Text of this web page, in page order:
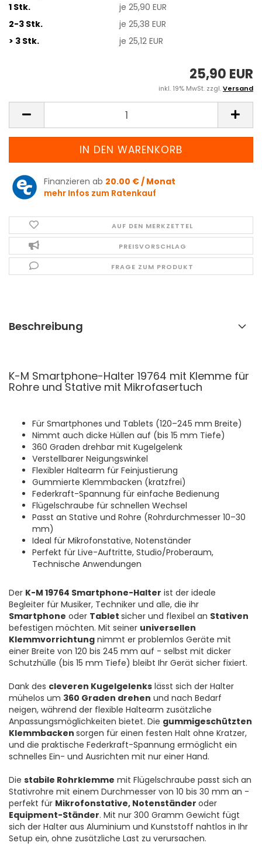
1 Stk.
je 25,90 EUR
2-3 Stk.
je 25,38 EUR
> 3 Stk.
je 25,12 EUR
25,90 EUR
inkl. 19% MwSt. zzgl.Versand
Finanzieren ab 20.00 € / Monat
mehr Infos zum Ratenkauf
AUF DEN MERKZETTEL
PREISVORSCHLAG
FRAGE ZUM PRODUKT
Beschreibung
K-M Smartphone-Halter 19764 mit Klemme für
Rohre und Stative mit Mikrofasertuch
Für Smartphones und Tablets (120–245 mm Breite)
Nimmt auch dicke Hüllen auf (bis 15 mm Tiefe)
360 Graden drehbar mit Kugelgelenk
Verstellbarer Neigungswinkel
Flexibler Haltearm für Feinjustierung
Gummierte Klemmbacken (kratzfrei)
Federkraft-Spannung für einfache Bedienung
Flügelschraube für schnellen Wechsel
Passt an Stative und Rohre (Rohrdurchmesser 10–30
mm)
Ideal für Mikrofonstative, Notenständer
Perfekt für Live-Auftritte, Studio/Proberaum,
Technische Anwendungen
Der K-M 19764 Smartphone-Halter ist der ideale
Begleiter für Musiker, Techniker und alle, die ihr
Smartphone oder Tablet sicher und flexibel an Stativen
befestigen möchten. Mit seiner universellen
Klemmvorrichtung nimmt er problemlos Geräte mit
einer Breite von 120 bis 245 mm auf - selbst mit dicker
Schutzhülle (bis 15 mm Tiefe) bleibt Ihr Gerät sicher fixiert.
Dank des cleveren Kugelgelenks lässt sich der Halter
mühelos um 360 Graden drehen und nach Bedarf
neigen, während der flexible Haltearm zusätzliche
Anpassungsmöglichkeiten bietet. Die gummigeschützten
Klemmbacken sorgen für einen festen Halt ohne Kratzer,
und die praktische Federkraft-Spannung ermöglicht ein
schnelles Ein- und Ausrichten mit nur einer Hand.
Die stabile Rohrklemme mit Flügelschraube passt sich an
Stativrohre mit einem Durchmesser von 10 bis 30 mm an -
perfekt für Mikrofonstative, Notenständer oder
Equipment-Ständer. Mit nur 300 Gramm Gewicht fügt
sich der Halter aus Aluminium und Kunststoff nahtlos in Ihr
Setup ein, ohne zusätzliche Last zu verursachen.